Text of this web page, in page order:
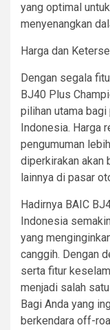
yang optimal
menyenangkan
Harga dan
Dengan segala
BJ40 Plus
pilihan utama
Indonesia. Harga
pengumuman
diperkirakan akan
lainnya di pasar
Hadirnya BAIC
Indonesia
yang
canggih. Dengan
serta fitur
menjadi salah
Bagi Anda yang
berkendara off-